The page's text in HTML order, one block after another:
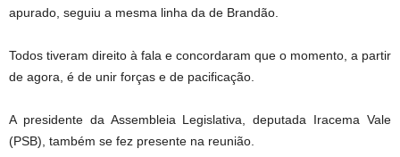
apurado, seguiu a mesma linha da de Brandão.
Todos tiveram direito à fala e concordaram que o momento, a partir
de agora, é de unir forças e de pacificação.
A presidente da Assembleia Legislativa, deputada Iracema Vale
(PSB), também se fez presente na reunião.